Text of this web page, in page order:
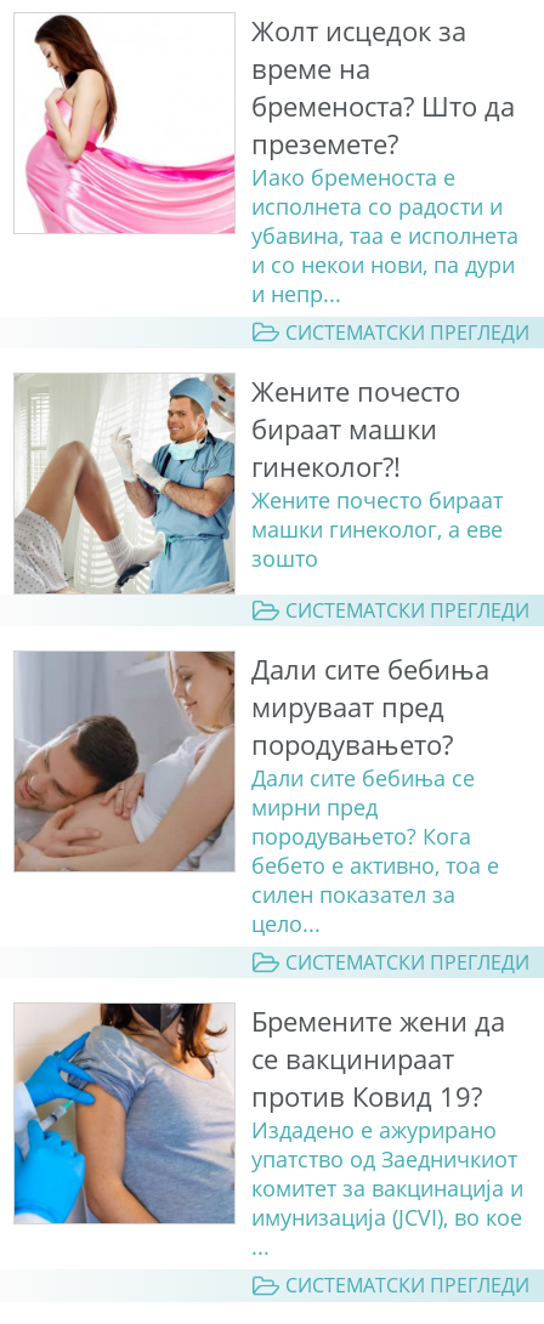
Жолт исцедок за
време на
бременоста? Што да
преземете?
Иако бременоста е
исполнета со радости и
убавина, таа е исполнета
и со некои нови, па дури
и непр...
СИСТЕМАТСКИ ПРЕГЛЕДИ
Жените почесто
бираат машки
гинеколог?!
Жените почесто бираат
машки гинеколог, а еве
зошто
СИСТЕМАТСКИ ПРЕГЛЕДИ
Дали сите бебиња
мируваат пред
породувањето?
Дали сите бебиња се
мирни пред
породувањето? Кога
бебето е активно, тоа е
силен показател за
цело...
СИСТЕМАТСКИ ПРЕГЛЕДИ
Бремените жени да
се вакцинираат
против Ковид 19?
Издадено е ажурирано
упатство од Заедничкиот
комитет за вакцинација и
имунизација (JCVI), во кое
...
СИСТЕМАТСКИ ПРЕГЛЕДИ